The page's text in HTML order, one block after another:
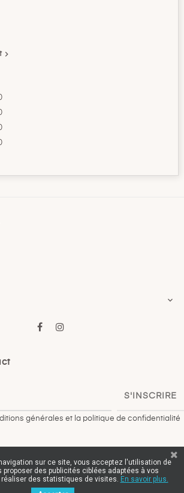


Facebook
S'INSCRIRE
générales et la politique de confidentialité
sur ce site, vous acceptez l'utilisation de
proposer des publicités ciblées adaptées à vos
des statistiques de visites. En savoir plus.